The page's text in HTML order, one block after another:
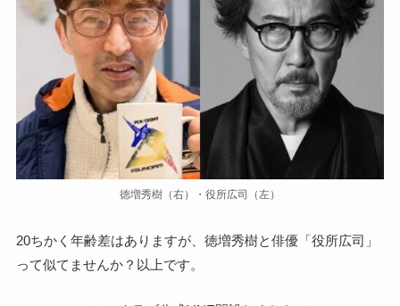
徳増秀樹（右）・役所広司（左）
20ちかく年齢差はありますが、徳増秀樹と俳優「役所広司」
って似てませんか？以上です。